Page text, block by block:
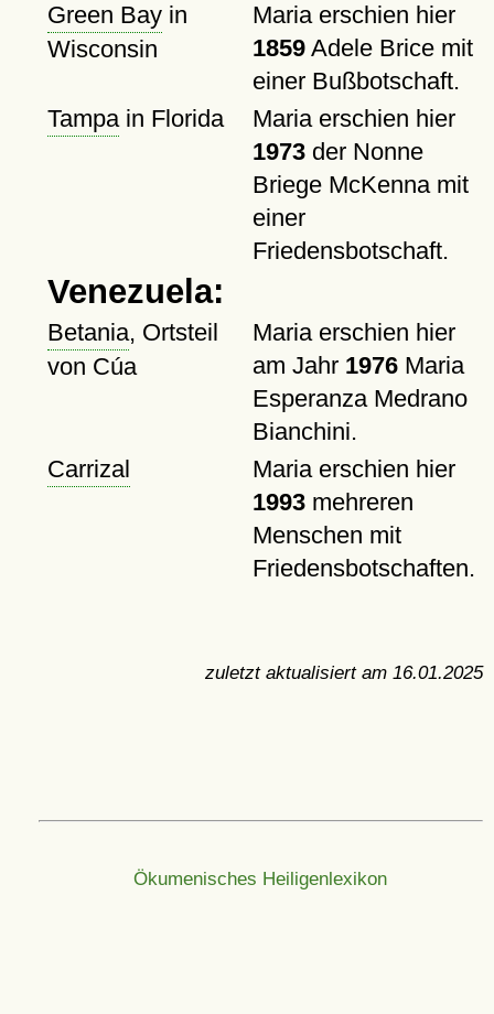
Green Bayin
Wisconsin
Maria erschien hier
1859Adele Brice mit
einer Bußbotschaft.
Tampain Florida
Maria erschien hier
1973der Nonne
Briege McKenna mit
einer
Friedensbotschaft.
Venezuela:
Betania, Ortsteil
von Cúa
Maria erschien hier
am Jahr 1976Maria
Esperanza Medrano
Bianchini.
Carrizal
Maria erschien hier
1993mehreren
Menschen mit
Friedensbotschaften.
zuletzt aktualisiert am 16.01.2025
Ökumenisches Heiligenlexikon